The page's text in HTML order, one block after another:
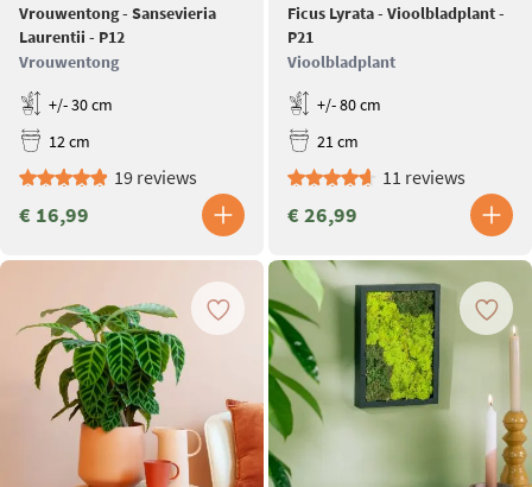
Vrouwentong - Sansevieria
Laurentii - P12
Vrouwentong
+/- 30 cm
12 cm
19 reviews
€ 16,99
Ficus Lyrata - Vioolbladplant -
P21
Vioolbladplant
+/- 80 cm
21 cm
11 reviews
€ 26,99